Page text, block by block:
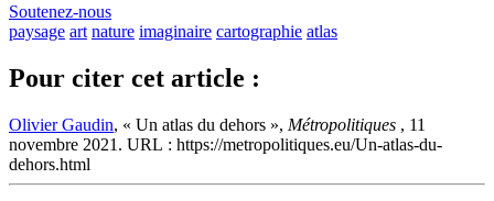
Soutenez-nous
paysage art nature imaginaire cartographie atlas
Pour citer cet article :
Olivier Gaudin, « Un atlas du dehors », Métropolitiques , 11
novembre 2021. URL : https://metropolitiques.eu/Un-atlas-du-
dehors.html